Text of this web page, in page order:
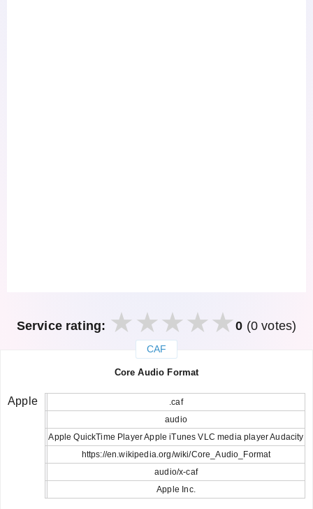
Service rating: 0 (0 votes)
CAF
Core Audio Format
.caf
audio
Apple QuickTime Player Apple iTunes VLC media player Audacity
https://en.wikipedia.org/wiki/Core_Audio_Format
audio/x-caf
Apple Inc.
Apple